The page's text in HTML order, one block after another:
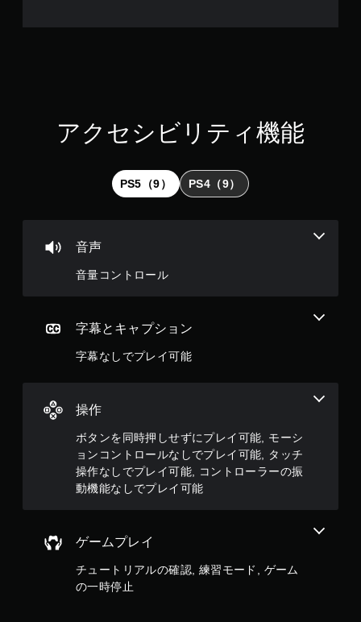
アクセシビリティ機能
PS5（9） PS4（9）
音声
音量コントロール
字幕とキャプション
字幕なしでプレイ可能
操作
ボタンを同時押しせずにプレイ可能, モーシ
ョンコントロールなしでプレイ可能, タッチ
操作なしでプレイ可能, コントローラーの振
動機能なしでプレイ可能
ン
ト
振
機
し
で
プ
イ
可
能
コ
ン
ト
ロ
ー
ラ
の
動
機
ゲームプレイ
チュートリアルの確認, 練習モード, ゲーム
の一時停止